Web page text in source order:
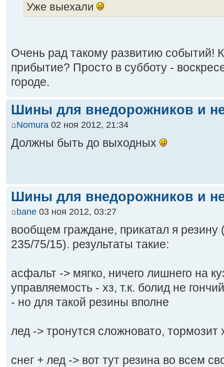
Уже выехали
Очень рад такому развитию событий!
прибытие? Просто в субботу -
городе.
Шины для внедорожников и
Nomura 02 ноя 2012, 21:34
Должны быть до выходных
Шины для внедорожников и
bane 03 ноя 2012, 03:27
вообщем граждане, прикатал я
235/75/15). результаты такие:
асфальт -> мягко, ничего лишнего на
управляемость - хз, т.к. болид не
- но для такой резины вполне
лед -> тронутся сложновато,
снег + лед -> вот тут резина во всем